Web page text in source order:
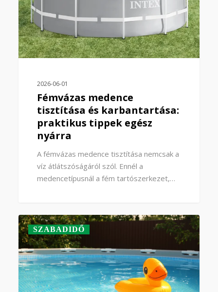
2026-06-01
Fémvázas medence
tisztítása és karbantartása:
praktikus tippek egész
nyárra
A fémvázas medence tisztítása nemcsak a
víz átlátszóságáról szól. Ennél a
medencetípusnál a fém tartószerkezet,…
SZABADIDŐ